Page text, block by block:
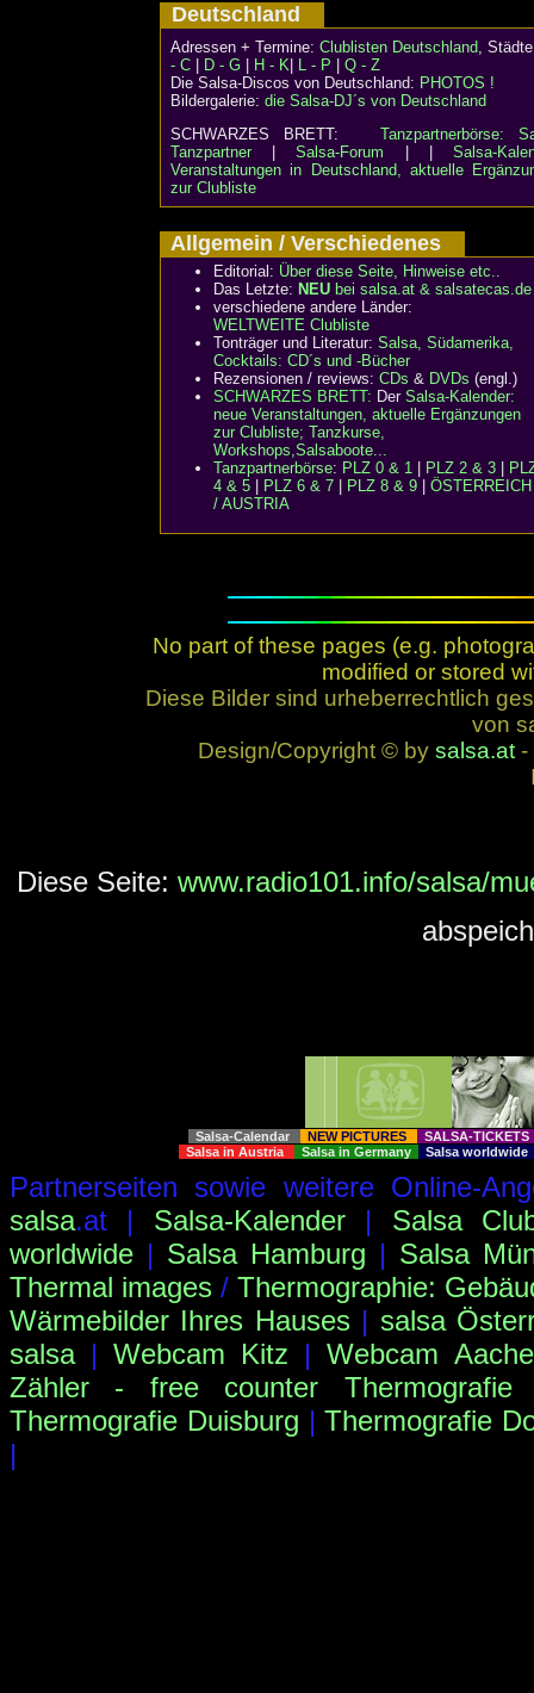
Deutschland
Adressen + Termine: Clublisten Deutschland,
- C
D - G H - K L - P
Q - Z
Die Salsa-Discos von Deutschland: PHOTOS !
Bildergalerie: die Salsa-DJ´s von Deutschland
SCHWARZES BRETT:Tanzpartnerbörse:
Tanzpartner|Salsa-Forum | |Salsa-
Veranstaltungen in Deutschland, aktuelle
zur Clubliste
Allgemein / Verschiedenes
Editorial: Über diese Seite, Hinweise etc..
Das Letzte: NEU bei salsa.at & salsatecas.de
verschiedene andere Länder:
WELTWEITE Clubliste
Tonträger und Literatur: Salsa, Südamerika,
Cocktails: CD´s und -Bücher
Rezensionen / reviews: CDs & DVDs (engl.)
SCHWARZES BRETT: Der Salsa-Kalender:
neue Veranstaltungen, aktuelle Ergänzungen
zur Clubliste; Tanzkurse,
Workshops,Salsaboote...
Tanzpartnerbörse: PLZ 0 & 1 PLZ 2 & 3
4 & 5
PLZ 6 & 7 PLZ 8 & 9
ÖSTERREICH
/ AUSTRIA
No part of these pages (e.g.
modified or stored
Diese Bilder sind urheberrechtlich
von
Design/Copyright © by salsa.at-
Diese Seite: www.radio101.info/salsa/
Salsa-Calendar NEW PICTURES
SALSA-
Salsa in Austria
Salsa in Germany Salsa worldwide
Partnerseiten sowie weitere Online-
salsa.at | Salsa-Kalender| Salsa
worldwide | Salsa Hamburg | Salsa
Thermal images / Thermographie:
Wärmebilder Ihres Hauses| salsa
salsa|Webcam Kitz |Webcam
Zähler - free counter Thermografie
Thermografie Duisburg |Thermografie
|